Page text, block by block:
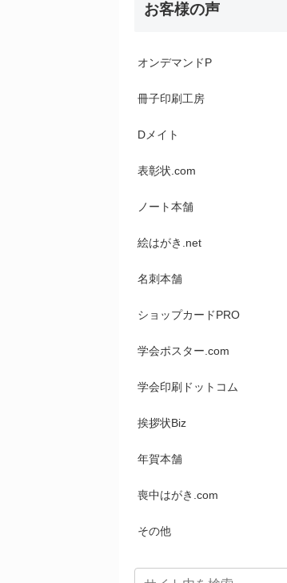
お客様の声
オンデマンドP
冊子印刷工房
Dメイト
表彰状.com
ノート本舗
絵はがき.net
名刺本舗
ショップカードPRO
学会ポスター.com
学会印刷ドットコム
挨拶状Biz
年賀本舗
喪中はがき.com
その他